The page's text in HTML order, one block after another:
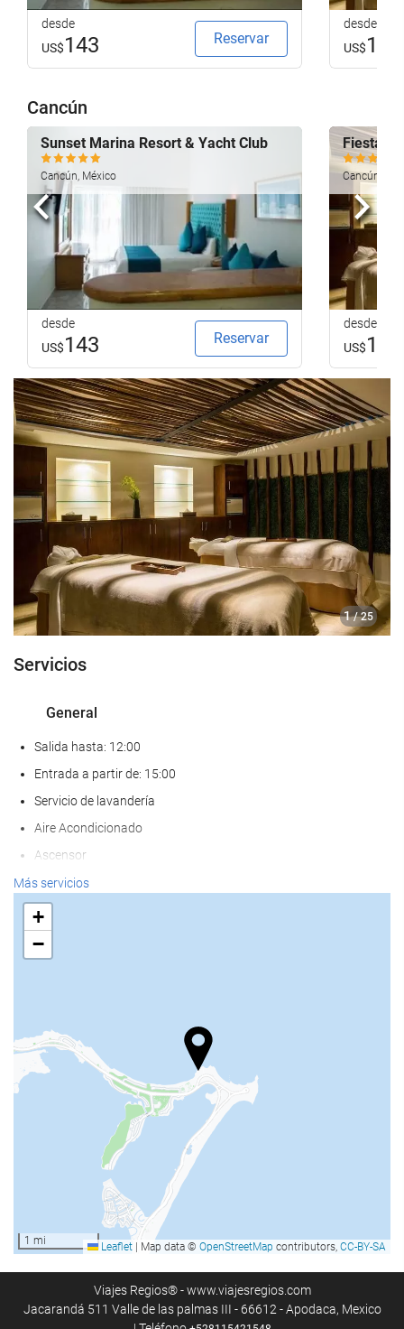
desde
US$143 Reservar
desde
US$124
Cancún
Sunset Marina Resort & Yacht Club
Cancún, México
desde
US$143 Reservar
Fiesta
Cancún,
desde
US$124
1 / 25
Anterior
Servicios
General
Salida hasta: 12:00
Entrada a partir de: 15:00
Servicio de lavandería
Aire Acondicionado
Ascensor
Frente a la playa
AAdaptado para personas con movilidad reducida
Hotel no fumadores
Ocio y familias
Club infantil
Préstamo de material de juegos
Servicio de animación
Espectáculos
Karaoke
Bienestar
Más servicios
+
−
1 mi Leaflet | Map data © OpenStreetMap contributors, CC-BY-SA
Viajes Regios® - www.viajesregios.com
Jacarandá 511 Valle de las palmas III - 66612 - Apodaca, Mexico